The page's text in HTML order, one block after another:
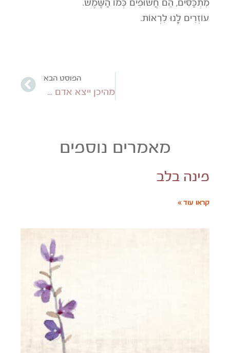
מִתְכַּסִּים, הֵם חֲשׂוּפִים כְּמוֹ הַשֶּׁמֶשׁ.
עוֹזְרִים לָנוּ לִרְאוֹת.
הפוסט הבא
מהיכן ייצא אדם אם אין בו מחילה
מאמרים נוספים
פינה בלב
קראו עוד »